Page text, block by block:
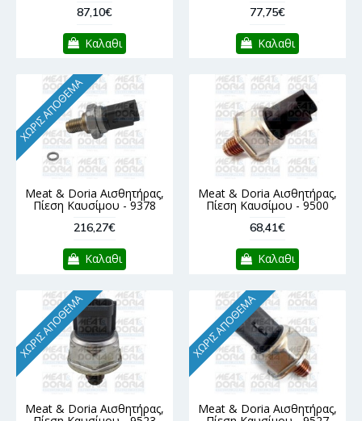
87,10€
Καλαθι
77,75€
Καλαθι
ΧΩΡΊΣ ΑΠΌΘΕΜΑ
Meat & Doria Αισθητήρας,
Πίεση Καυσίμου - 9378
216,27€
Καλαθι
Meat & Doria Αισθητήρας,
Πίεση Καυσίμου - 9500
68,41€
Καλαθι
ΧΩΡΊΣ ΑΠΌΘΕΜΑ
Meat & Doria Αισθητήρας,
ΧΩΡΊΣ ΑΠΌΘΕΜΑ
Meat & Doria Αισθητήρας,